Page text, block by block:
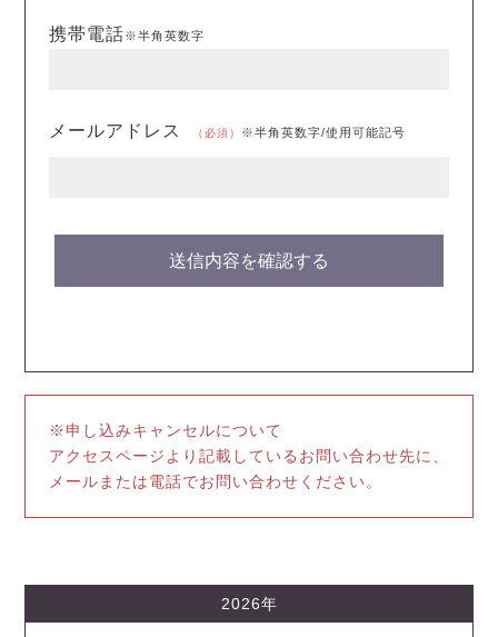
携帯電話※半角英数字
メールアドレス （必須） ※半角英数字/使用可能記号
※申し込みキャンセルについて
アクセスページより記載しているお問い合わせ先に、
メールまたは電話でお問い合わせください。
2026年